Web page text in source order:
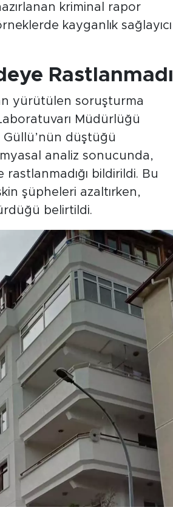
kriminal rapor
kayganlık sağlayıcı
Rastlanmadı
yürütülen soruşturma
Müdürlüğü
Güllü’nün düştüğü
analiz sonucunda,
rastlanmadığı bildirildi. Bu
şüpheleri azaltırken,
belirtildi.